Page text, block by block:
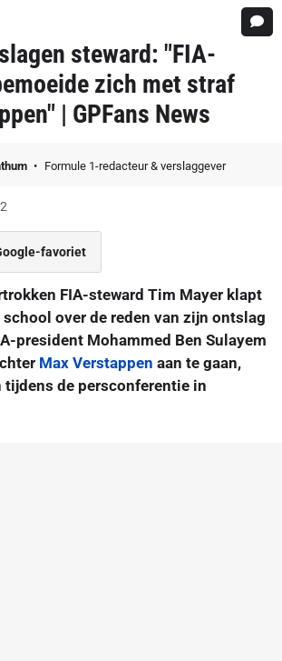
steward: "FIA-
zich met straf
| GPFans News
Formule 1-redacteur & verslaggever
favoriet
FIA-steward Tim Mayer klapt
school over de reden van zijn ontslag
president Mohammed Ben Sulayem
Max Verstappen aan te gaan,
tijdens de persconferentie in